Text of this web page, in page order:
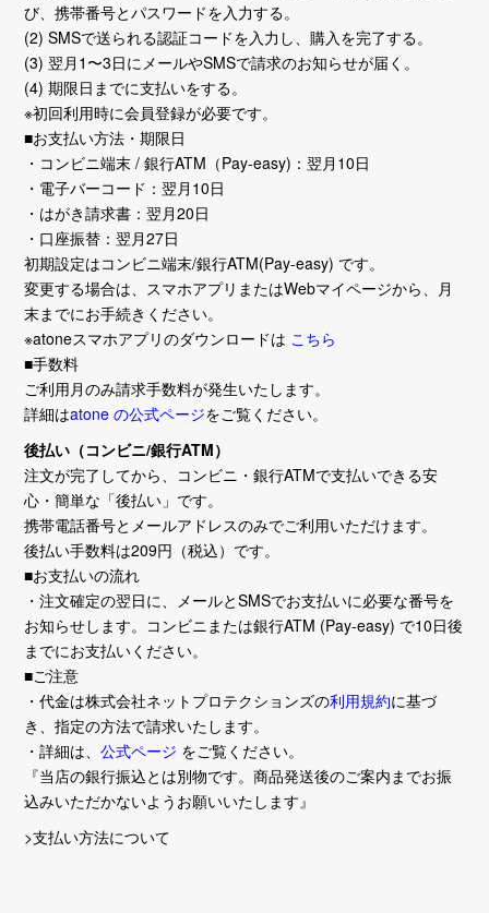
び、携帯番号とパスワードを入力する。
(2) SMSで送られる認証コードを入力し、購入を完了する。
(3) 翌月1〜3日にメールやSMSで請求のお知らせが届く。
(4) 期限日までに支払いをする。
※初回利用時に会員登録が必要です。
■お支払い方法・期限日
・コンビニ端末 / 銀行ATM（Pay-easy)：翌月10日
・電子バーコード：翌月10日
・はがき請求書：翌月20日
・口座振替：翌月27日
初期設定はコンビニ端末/銀行ATM(Pay-easy) です。
変更する場合は、スマホアプリまたはWebマイページから、月
末までにお手続きください。
※atoneスマホアプリのダウンロードは こちら
■手数料
ご利用月のみ請求手数料が発生いたします。
詳細はatone の公式ページをご覧ください。
後払い（コンビニ/銀行ATM）
注文が完了してから、コンビニ・銀行ATMで支払いできる安
心・簡単な「後払い」です。
携帯電話番号とメールアドレスのみでご利用いただけます。
後払い手数料は209円（税込）です。
■お支払いの流れ
・注文確定の翌日に、メールとSMSでお支払いに必要な番号を
お知らせします。コンビニまたは銀行ATM (Pay-easy) で10日後
までにお支払いください。
■ご注意
・代金は株式会社ネットプロテクションズの利用規約に基づ
き、指定の方法で請求いたします。
・詳細は、公式ページ をご覧ください。
『当店の銀行振込とは別物です。商品発送後のご案内までお振
込みいただかないようお願いいたします』
>支払い方法について